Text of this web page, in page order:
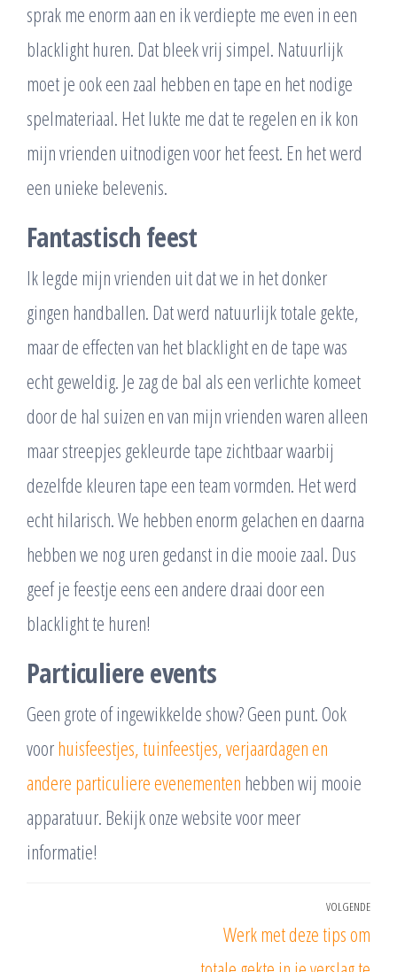
sprak me enorm aan en ik verdiepte me even in een
blacklight huren. Dat bleek vrij simpel. Natuurlijk
moet je ook een zaal hebben en tape en het nodige
spelmateriaal. Het lukte me dat te regelen en ik kon
mijn vrienden uitnodigen voor het feest. En het werd
een unieke belevenis.
Fantastisch feest
Ik legde mijn vrienden uit dat we in het donker
gingen handballen. Dat werd natuurlijk totale gekte,
maar de effecten van het blacklight en de tape was
echt geweldig. Je zag de bal als een verlichte komeet
door de hal suizen en van mijn vrienden waren alleen
maar streepjes gekleurde tape zichtbaar waarbij
dezelfde kleuren tape een team vormden. Het werd
echt hilarisch. We hebben enorm gelachen en daarna
hebben we nog uren gedanst in die mooie zaal. Dus
geef je feestje eens een andere draai door een
blacklight te huren!
Particuliere events
Geen grote of ingewikkelde show? Geen punt. Ook
voorhuisfeestjes, tuinfeestjes, verjaardagen en
andere particuliere evenementen hebben wij mooie
apparatuur. Bekijk onze website voor meer
informatie!
VOLGENDE
Werk met deze tips om